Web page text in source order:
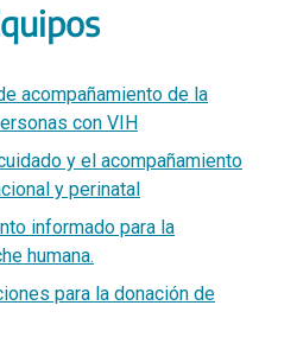
acompañamiento de la
con VIH
y el acompañamiento
y perinatal
informado para la
humana.
para la donación de